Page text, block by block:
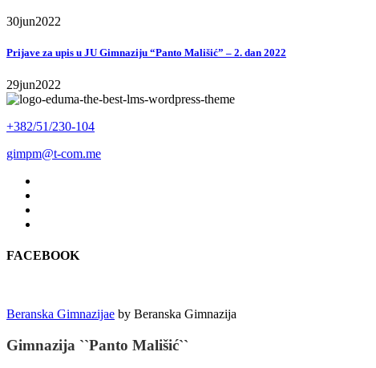
30jun2022
Prijave za upis u JU Gimnaziju “Panto Mališić” – 2. dan 2022
29jun2022
+382/51/230-104
gimpm@t-com.me
FACEBOOK
Beranska Gimnazijae by Beranska Gimnazija
Gimnazija ``Panto Mališić``